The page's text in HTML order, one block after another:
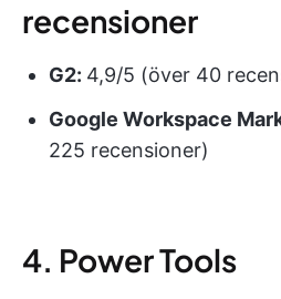
recensioner
G2: 4,9/5 (över 40
Google Workspace
225 recensioner)
4. Power Tools